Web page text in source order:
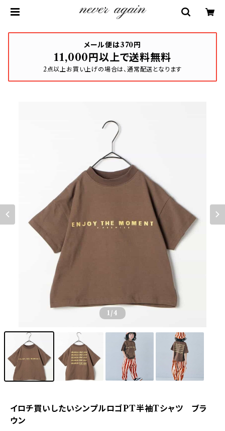
メール便は370円
11,000円以上で送料無料
2点以上お買い上げの場合は、通常配送となります
1 /4
イロチ買いしたいシンプルロゴPT半袖Tシャツ ブラ
ウン